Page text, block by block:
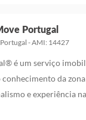
é um serviço
da
e experiência
Portugal
- AMI: 14427